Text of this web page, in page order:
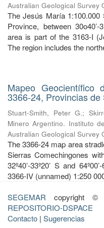
Australian Geological Survey
The Jesús María 1:100.000
Province, between 30o40’-
area is part of the 3163-I
The region includes the
Mapeo Geocientífico
3366-24, Provincias
Stuart-Smith, Peter G.;
Minero Argentino. Instituto
Australian Geological Survey
The 3366-24 map area
Sierras Comechingones
32º40’-33º20’ S and
3366-IV (unnamed) 1:250
SEGEMAR copyright ©
REPOSITORIO-DSPACE
Contacto | Sugerencias